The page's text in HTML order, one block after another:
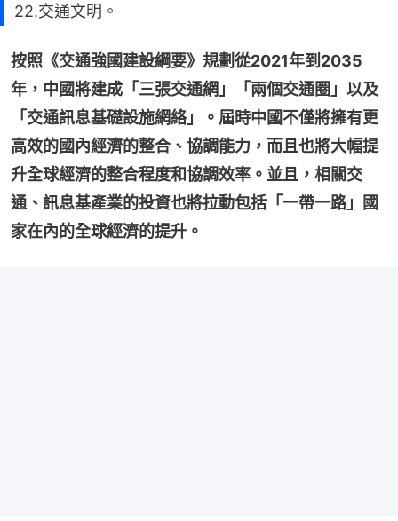
22.交通文明。
按照《交通強國建設綱要》規劃從2021年到2035
年，中國將建成「三張交通網」「兩個交通圈」以及
「交通訊息基礎設施網絡」。屆時中國不僅將擁有更
高效的國內經濟的整合、協調能力，而且也將大幅提
升全球經濟的整合程度和協調效率。並且，相關交
通、訊息基產業的投資也將拉動包括「一帶一路」國
家在內的全球經濟的提升。